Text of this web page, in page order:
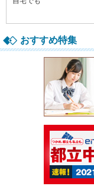
おすすめ特集